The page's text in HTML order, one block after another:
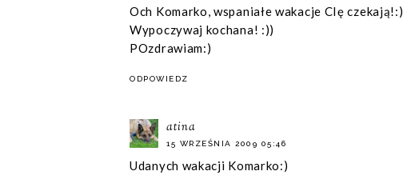
Och Komarko, wspaniałe wakacje CIę czekają!:)
Wypoczywaj kochana! :))
POzdrawiam:)
ODPOWIEDZ
atina
15 WRZEŚNIA 2009 05:46
Udanych wakacji Komarko:)